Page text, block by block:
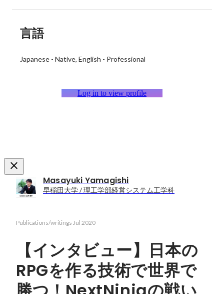
言語
Japanese - Native English - Professional
Log in to view profile
Masayuki Yamagishi
早稲田大学 / 理工学部経営システム工学科
Publications/writings Jul 2020
【インタビュー】日本の
RPGを作る技術で世界で